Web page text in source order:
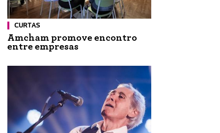
CURTAS
Amcham promove encontro
entre empresas